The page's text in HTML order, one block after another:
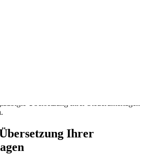
muss Sie machen, sowohl grosse und
als auch Privatpersonen. Oft wird diese
da oft Probleme, Unklarheiten, und
auch noch in einer anderen Fremdsprache
wo zum Beispiel auch andere Steuersysteme
ausländische Dokumente miteinziehen sollen
Wir wollen Ihnen das alles
Blogbeitrag erklären wir Ihnen wieso und
Ihrer